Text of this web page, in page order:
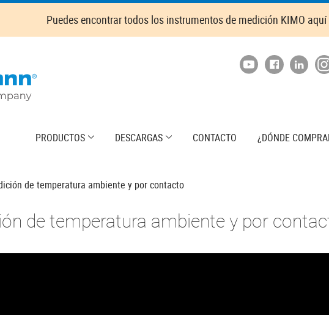
Puedes encontrar todos los instrumentos de medición KIMO aquí
PRODUCTOS DESCARGAS CONTACTO
¿DÓNDE
de temperatura ambiente y por contacto
de temperatura ambiente y por